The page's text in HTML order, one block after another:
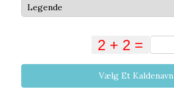
Vælg Et Kaldenavn